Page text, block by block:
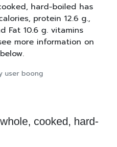
hard-boiled has
protein 12.6 g.,
Fat 10.6 g. vitamins
more information on
user boong
cooked, hard-